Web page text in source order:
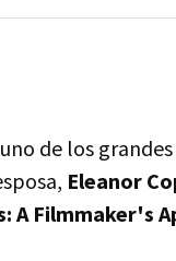
de los
Eleanor
A Filmmaker's